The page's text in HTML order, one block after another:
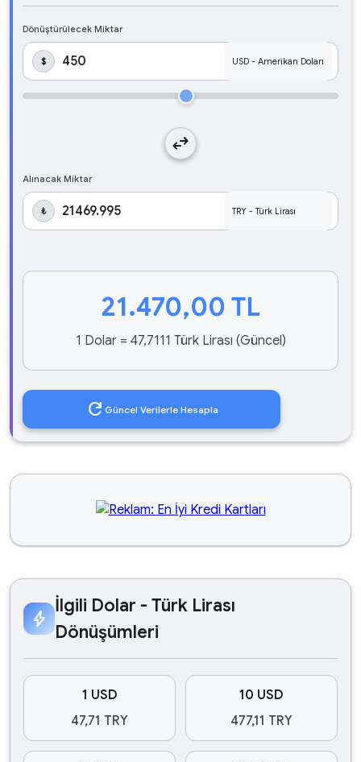
Dönüştürülecek Miktar
$
swap_horiz
Alınacak Miktar
₺
21.470,00 TL
1 Dolar = 47,7111 Türk Lirası (Güncel)
refresh Güncel Verilerle Hesapla
bolt
İlgili Dolar - Türk Lirası
Dönüşümleri
1 USD
47,71 TRY
10 USD
477,11 TRY